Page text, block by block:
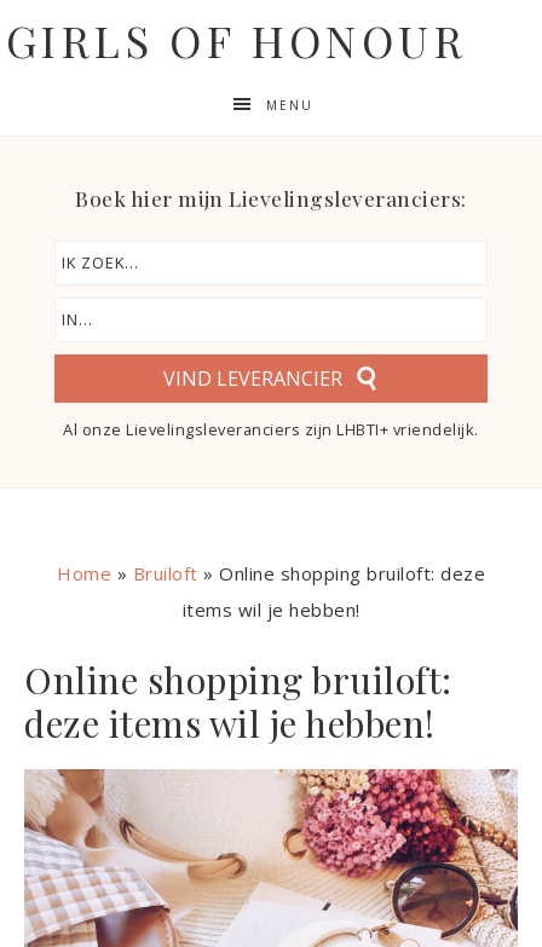
GIRLS OF HONOUR
MENU
Boek hier mijn Lievelingsleveranciers:
VIND LEVERANCIER
Al onze Lievelingsleveranciers zijn LHBTI+ vriendelijk.
Home » Bruiloft » Online shopping bruiloft: deze
items wil je hebben!
Online shopping bruiloft:
deze items wil je hebben!